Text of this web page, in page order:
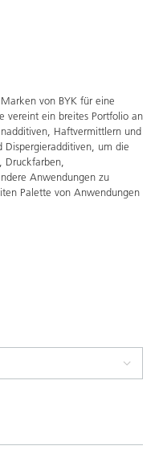
von BYK für eine
vereint ein breites Portfolio an
Haftvermittlern und
um die
Druckfarben,
Anwendungen zu
Palette von Anwendungen